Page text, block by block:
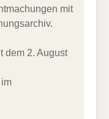
mit
dem 2. August